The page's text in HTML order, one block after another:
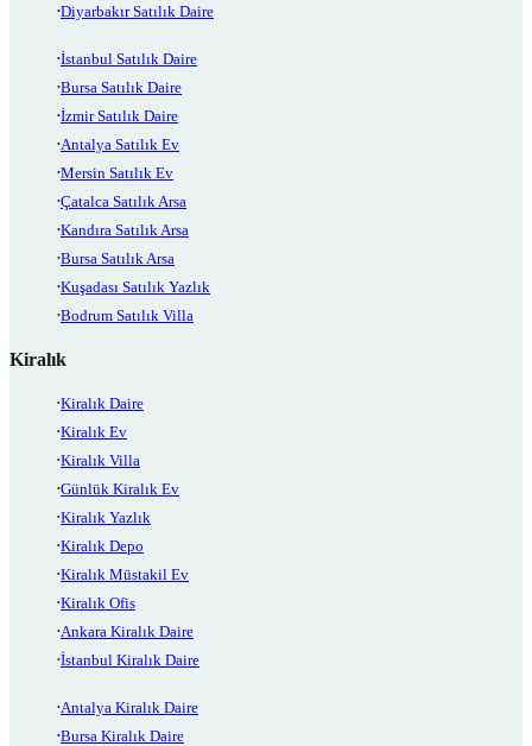
Diyarbakır Satılık Daire
İstanbul Satılık Daire
Bursa Satılık Daire
İzmir Satılık Daire
Antalya Satılık Ev
Mersin Satılık Ev
Çatalca Satılık Arsa
Kandıra Satılık Arsa
Bursa Satılık Arsa
Kuşadası Satılık Yazlık
Bodrum Satılık Villa
Kiralık
Kiralık Daire
Kiralık Ev
Kiralık Villa
Günlük Kiralık Ev
Kiralık Yazlık
Kiralık Depo
Kiralık Müstakil Ev
Kiralık Ofis
Ankara Kiralık Daire
İstanbul Kiralık Daire
Antalya Kiralık Daire
Bursa Kiralık Daire